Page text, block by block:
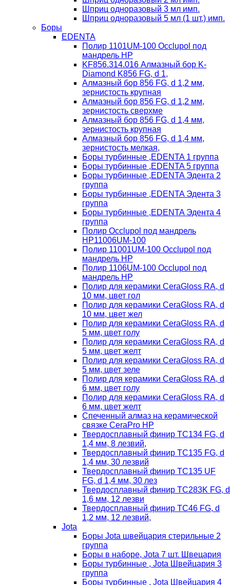
Шприц одноразовый 3 мл имп.
Шприц одноразовый 5 мл (1 шт.) имп.
Боры
EDENTA
Полир 1101UM-100 Occlupol под
мандрель HP
KF856.314.016 Алмазный бор K-
Diamond K856 FG, d 1,
Алмазный бор 856 FG, d 1,2 мм,
зернистость крупная
Алмазный бор 856 FG, d 1,2 мм,
зернистость сверхме
Алмазный бор 856 FG, d 1,4 мм,
зернистость крупная
Алмазный бор 856 FG, d 1,4 мм,
зернистость мелкая,
Боры турбинные ,EDENTA 1 группа
Боры турбинные ,EDENTA 5 группа
Боры турбинные ,EDENTA Эдента 2
группа
Боры турбинные ,EDENTA Эдента 3
группа
Боры турбинные ,EDENTA Эдента 4
группа
Полир Occlupol под мандрель
HP11006UM-100
Полир 11001UM-100 Occlupol под
мандрель HP
Полир 1106UM-100 Occlupol под
мандрель HP
Полир для керамики CeraGloss RA, d
10 мм, цвет гол
Полир для керамики CeraGloss RA, d
10 мм, цвет жел
Полир для керамики CeraGloss RA, d
5 мм, цвет голу
Полир для керамики CeraGloss RA, d
5 мм, цвет желт
Полир для керамики CeraGloss RA, d
5 мм, цвет зеле
Полир для керамики CeraGloss RA, d
6 мм, цвет голу
Полир для керамики CeraGloss RA, d
6 мм, цвет желт
Спеченный алмаз на керамической
связке CeraPro HP
Твердосплавный финир TC134 FG, d
1,4 мм, 8 лезвий,
Твердосплавный финир TC135 FG, d
1,4 мм, 30 лезвий
Твердосплавный финир TC135 UF
FG, d 1,4 мм, 30 лез
Твердосплавный финир TC283K FG, d
1,6 мм, 12 лезви
Твердосплавный финир TC46 FG, d
1,2 мм, 12 лезвий,
Jota
Боры Jota швейцария стерильные 2
группа
Боры в наборе, Jota 7 шт. Швецария
Боры турбинные , Jota Швейцария 3
группа
Боры турбинные , Jota Швейцария 4